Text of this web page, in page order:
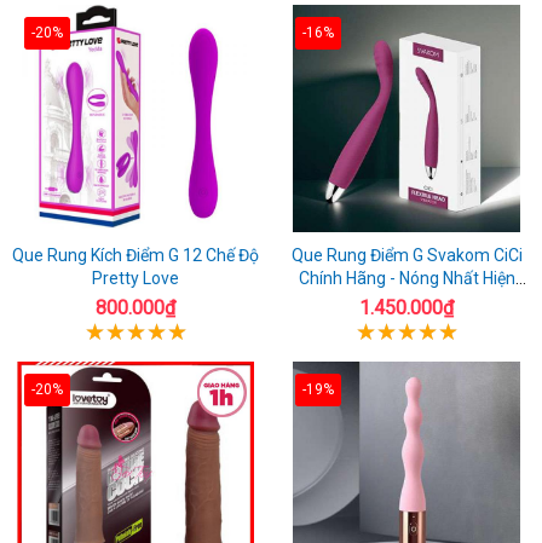
-20%
Que Rung Kích Điểm G 12 Chế Độ
Pretty Love
800.000₫
-16%
Que Rung Điểm G Svakom CiCi
Chính Hãng - Nóng Nhất Hiện
Nay
1.450.000₫
-20% -19%